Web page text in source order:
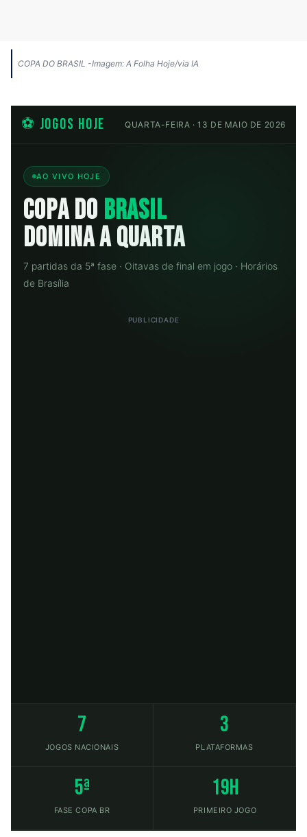
DE
2026
COPA DO BRASIL -Imagem: A Folha Hoje/via IA
⚽ JOGOS HOJE QUARTA-FEIRA · 13 DE MAIO DE 2026
AO VIVO HOJE
COPA DO BRASIL
DOMINA A QUARTA
7 partidas da 5ª fase · Oitavas de final em jogo · Horários
de Brasília
PUBLICIDADE
7
JOGOS NACIONAIS
3
PLATAFORMAS
5ª
FASE COPA BR
19h
PRIMEIRO JOGO